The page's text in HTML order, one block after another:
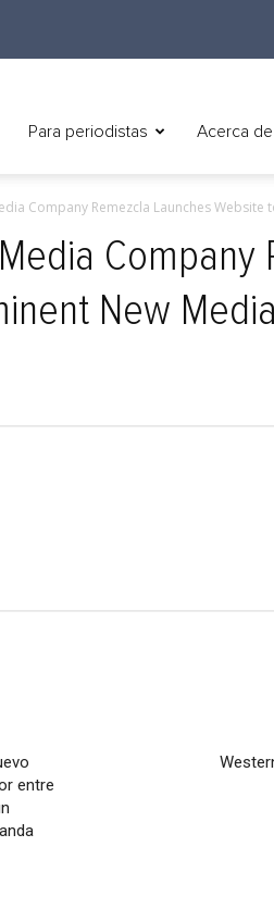
Para periodistas Acerca de
Company Remezcla Launches Website
Company
New
entre